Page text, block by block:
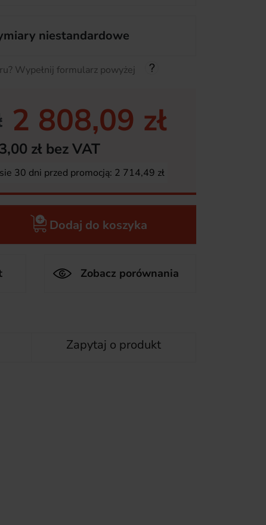
niestandardowe
Wypełnij formularz powyżej
2 808,09 zł
zł bez VAT
30 dni przed promocją: 2 714,49 zł
Dodaj do koszyka
Zobacz porównania
Zapytaj o produkt